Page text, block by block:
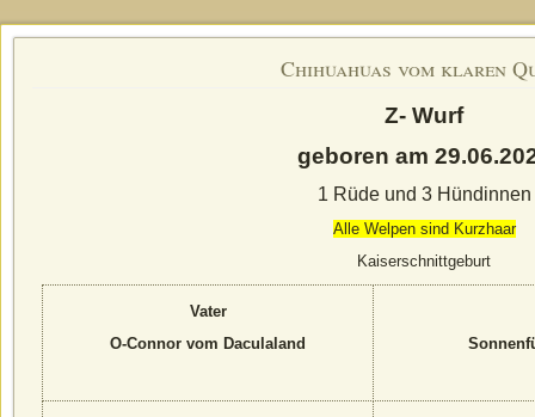
Chihuahuas vom klaren
Z- Wurf
geboren am
1 Rüde und 3 Hündinnen
Alle Welpen sind Kurzhaar
Kaiserschnittgeburt
Vater
O-Connor vom Daculaland